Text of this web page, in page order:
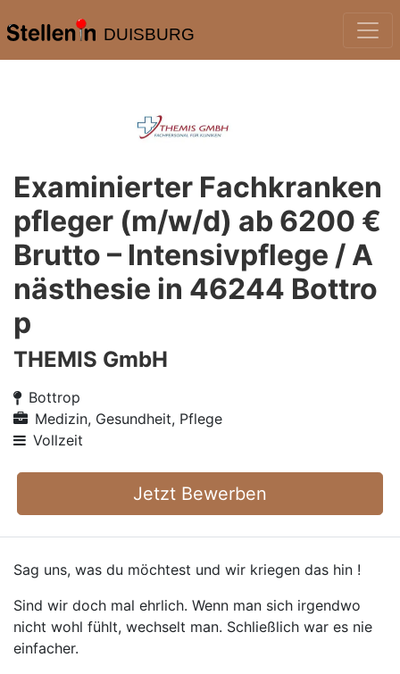
DUISBURG
Examinierter Fachkranken
pfleger (m/w/d) ab 6200 €
Brutto – Intensivpflege / A
nästhesie in 46244 Bottro
p
THEMIS GmbH
Bottrop
Medizin, Gesundheit, Pflege
Vollzeit
Jetzt Bewerben
Sag uns, was du möchtest und wir kriegen das hin !
Sind wir doch mal ehrlich. Wenn man sich irgendwo
nicht wohl fühlt, wechselt man. Schließlich war es nie
einfacher.